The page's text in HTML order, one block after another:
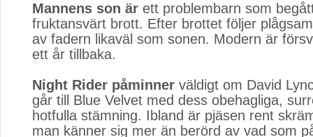
Mannens son är ett problembarn som
fruktansvärt brott. Efter brottet följer
av fadern likaväl som sonen. Modern är
ett år tillbaka.
Night Rider påminner väldigt om David
går till Blue Velvet med dess obehagliga,
hotfulla stämning. Ibland är pjäsen rent
man känner sig mer än berörd av vad som